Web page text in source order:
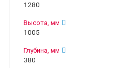
1280
Высота, мм
1005
Глубина, мм
380